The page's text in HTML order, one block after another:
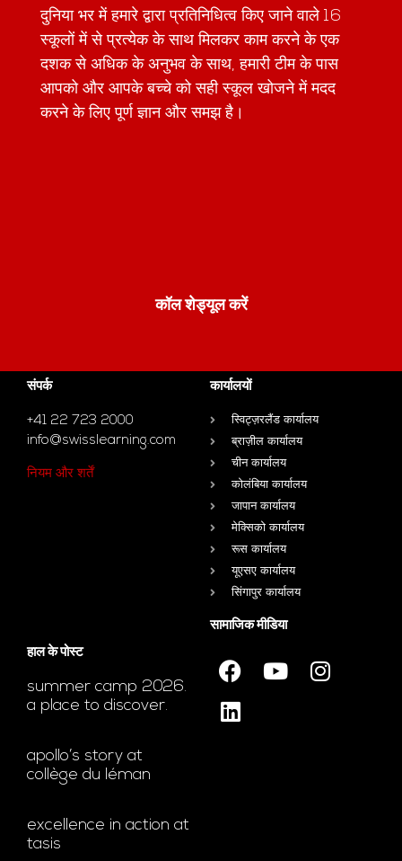
दुनिया भर में हमारे द्वारा प्रतिनिधित्व किए जाने वाले 16
स्कूलों में से प्रत्येक के साथ मिलकर काम करने के एक
दशक से अधिक के अनुभव के साथ, हमारी टीम के पास
आपको और आपके बच्चे को सही स्कूल खोजने में मदद
करने के लिए पूर्ण ज्ञान और समझ है।
कॉल शेड्यूल करें
संपर्क
+41 22 723 2000
info@swisslearning.com
नियम और शर्तें
कार्यालयों
स्विट्ज़रलैंड कार्यालय
ब्राज़ील कार्यालय
चीन कार्यालय
कोलंबिया कार्यालय
जापान कार्यालय
मेक्सिको कार्यालय
रूस कार्यालय
यूएसए कार्यालय
सिंगापुर कार्यालय
हाल के पोस्ट
summer camp 2026.
a place to discover.
apollo’s story at
collège du léman
excellence in action at
tasis
सामाजिक मीडिया